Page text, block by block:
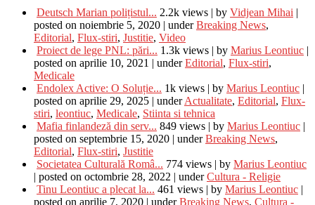
Deutsch Marian polițistul... 2.2k views | by Vidjean Mihai |
posted on noiembrie 5, 2020 | underBreaking News,
Editorial, Flux-stiri, Justitie, Video
Proiect de lege PNL: pări... 1.3k views | by Marius Leontiuc |
posted on aprilie 10, 2021 | underEditorial, Flux-stiri,
Medicale
Endolex Active: O Soluție... 1k views | by Marius Leontiuc |
posted on aprilie 29, 2025 | underActualitate, Editorial, Flux-
stiri, leontiuc, Medicale, Stiinta si tehnica
Mafia finlandeză din serv... 849 views | by Marius Leontiuc |
posted on septembrie 15, 2020 | underBreaking News,
Editorial, Flux-stiri, Justitie
Societatea Culturală Româ... 774 views | by Marius Leontiuc
| posted on octombrie 28, 2022 | underCultura - Religie
Tinu Leontiuc a plecat la... 461 views | by Marius Leontiuc |
posted on aprilie 7, 2020 | underBreaking News, Cultura -